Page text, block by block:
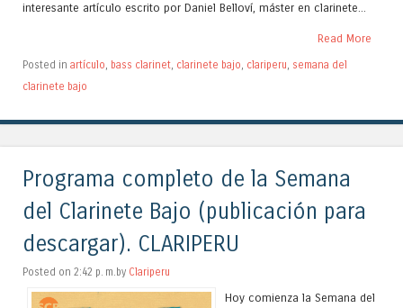
interesante artículo escrito por Daniel Belloví, máster en clarinete...
Read More
Posted in artículo, bass clarinet, clarinete bajo, clariperu, semana del
clarinete bajo
Programa completo de la Semana
del Clarinete Bajo (publicación para
descargar). CLARIPERU
Posted on 2:42 p. m.by Clariperu
Hoy comienza la Semana del